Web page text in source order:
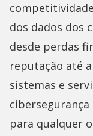
dos dados dos
desde perdas
reputação até
sistemas e
para qualquer